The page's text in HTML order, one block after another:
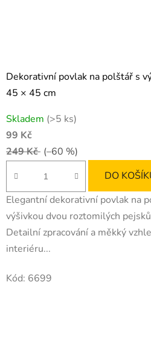
Dekorativní povlak na polštář s
45 × 45 cm
Skladem (>5 ks)
99 Kč
249 Kč (–60 %)
DO
Elegantní dekorativní povlak na
výšivkou dvou roztomilých
Detailní zpracování a měkký
interiéru...
Kód: 6699